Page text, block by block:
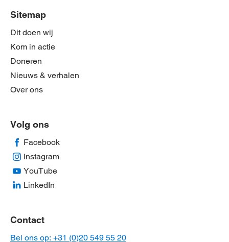
Sitemap
Dit doen wij
Kom in actie
Doneren
Nieuws & verhalen
Over ons
Volg ons
Facebook
Instagram
YouTube
LinkedIn
Contact
Bel ons op: +31 (0)20 549 55 20